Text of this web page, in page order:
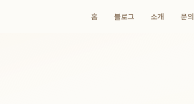
홈 블로그 소개 문의